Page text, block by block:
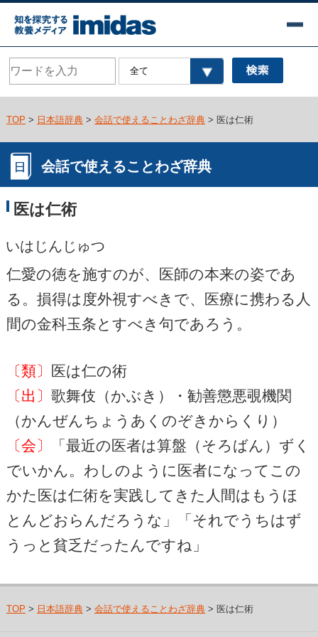
TOP > 日本語辞典> 会話で使えることわざ辞典> 医は仁術
会話で使えることわざ辞典
医は仁術
いはじんじゅつ
仁愛の徳を施すのが、医師の本来の姿であ
る。損得は度外視すべきで、医療に携わる人
間の金科玉条とすべき句であろう。
〔類〕
医は仁の術
〔出〕 歌舞伎（かぶき）・勧善懲悪覗機関
（かんぜんちょうあくのぞきからくり）
〔会〕
「最近の医者は算盤（そろばん）ずく
でいかん。わしのように医者になってこの
かた医は仁術を実践してきた人間はもうほ
とんどおらんだろうな」「それでうちはず
うっと貧乏だったんですね」
TOP > 日本語辞典> 会話で使えることわざ辞典> 医は仁術